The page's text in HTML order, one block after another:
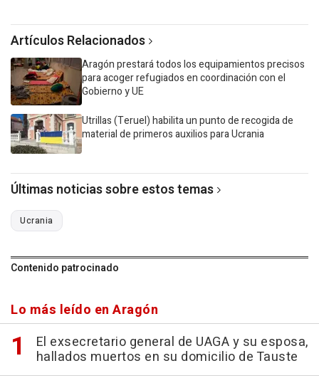
Artículos Relacionados
Aragón prestará todos los equipamientos precisos
para acoger refugiados en coordinación con el
Gobierno y UE
Utrillas (Teruel) habilita un punto de recogida de
material de primeros auxilios para Ucrania
Últimas noticias sobre estos temas
Ucrania
Contenido patrocinado
Lo más leído en Aragón
El exsecretario general de UAGA y su esposa,
hallados muertos en su domicilio de Tauste